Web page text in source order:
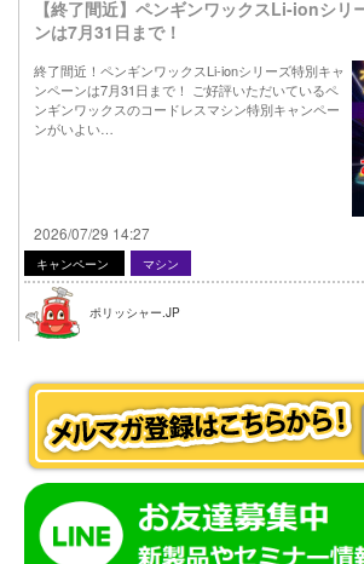
【終了間近】ペンギンワックスLi-ionシリ
ンは7月31日まで！
終了間近！ペンギンワックスLi-ionシリーズ特別キャ
ンペーンは7月31日まで！ ご好評いただいているペ
ンギンワックスのコードレスマシン特別キャンペー
ンがいよい…
2026/07/29 14:27
キャンペーン マシン
ポリッシャー.JP